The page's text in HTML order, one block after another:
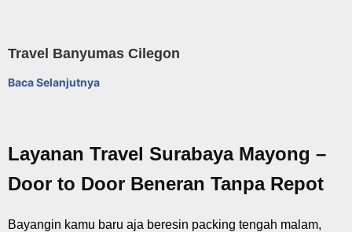
Travel Banyumas Cilegon
Baca Selanjutnya
Layanan Travel Surabaya Mayong –
Door to Door Beneran Tanpa Repot
Bayangin kamu baru aja beresin packing tengah malam,